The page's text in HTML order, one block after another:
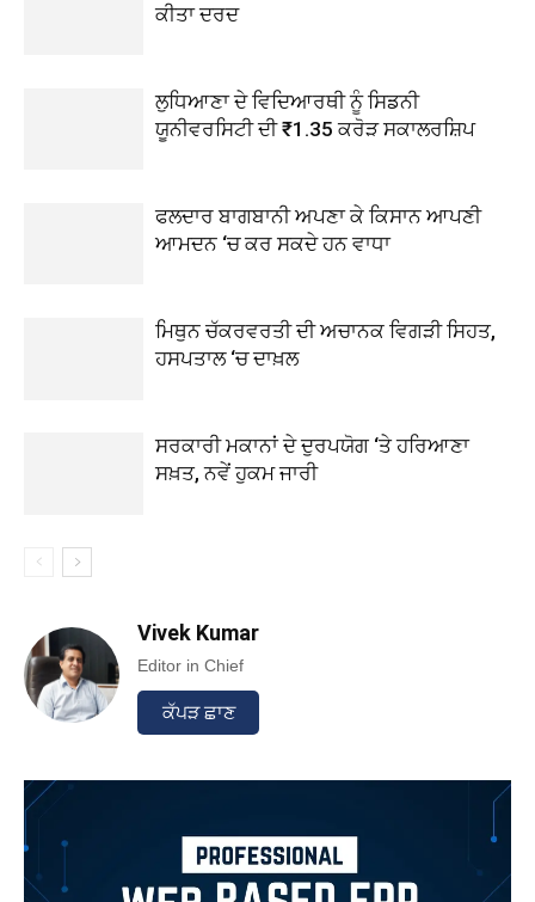
ਕੀਤਾ ਦਰਦ
ਲੁਧਿਆਣਾ ਦੇ ਵਿਦਿਆਰਥੀ ਨੂੰ ਸਿਡਨੀ
ਯੂਨੀਵਰਸਿਟੀ ਦੀ ₹1.35 ਕਰੋੜ ਸਕਾਲਰਸ਼ਿਪ
ਫਲਦਾਰ ਬਾਗਬਾਨੀ ਅਪਣਾ ਕੇ ਕਿਸਾਨ ਆਪਣੀ
ਆਮਦਨ ‘ਚ ਕਰ ਸਕਦੇ ਹਨ ਵਾਧਾ
ਮਿਥੁਨ ਚੱਕਰਵਰਤੀ ਦੀ ਅਚਾਨਕ ਵਿਗੜੀ ਸਿਹਤ,
ਹਸਪਤਾਲ ‘ਚ ਦਾਖ਼ਲ
ਸਰਕਾਰੀ ਮਕਾਨਾਂ ਦੇ ਦੁਰਪਯੋਗ ‘ਤੇ ਹਰਿਆਣਾ
ਸਖ਼ਤ, ਨਵੇਂ ਹੁਕਮ ਜਾਰੀ
Vivek Kumar
Editor in Chief
ਕੱਪੜ ਛਾਣ